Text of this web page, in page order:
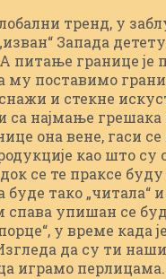
тренд, у
Запада
питање границе
му поставимо
и стекне
најмање грешака
она вене, гаси се
као што су
се те праксе
тако „читала“
упишан се
у време када
да су ти
играмо перлицама.